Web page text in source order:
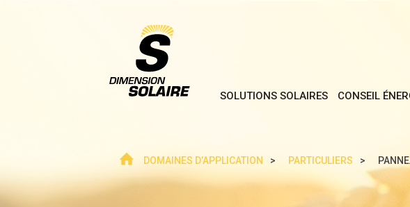
SOLUTIONS SOLAIRES CONSEIL
DOMAINES D’APPLICATION PARTICULIERS